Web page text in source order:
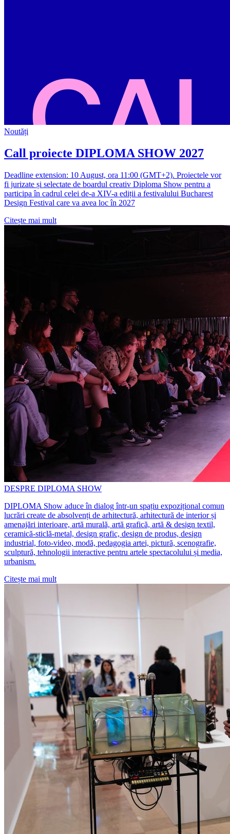
Noutăți
Call proiecte DIPLOMA SHOW 2027
Deadline extension: 10 August, ora 11:00 (GMT+2). Proiectele vor
fi jurizate și selectate de boardul creativ Diploma Show pentru a
participa în cadrul celei de-a XIV-a ediții a festivalului Bucharest
Design Festival care va avea loc în 2027
Citește mai mult
DESPRE DIPLOMA SHOW
DIPLOMA Show aduce în dialog într-un spațiu expozițional comun
lucrări create de absolvenți de arhitectură, arhitectură de interior și
amenajări interioare, artă murală, artă grafică, artă & design textil,
ceramică-sticlă-metal, design grafic, design de produs, design
industrial, foto-video, modă, pedagogia artei, pictură, scenografie,
sculptură, tehnologii interactive pentru artele spectacolului și media,
urbanism.
Citește mai mult